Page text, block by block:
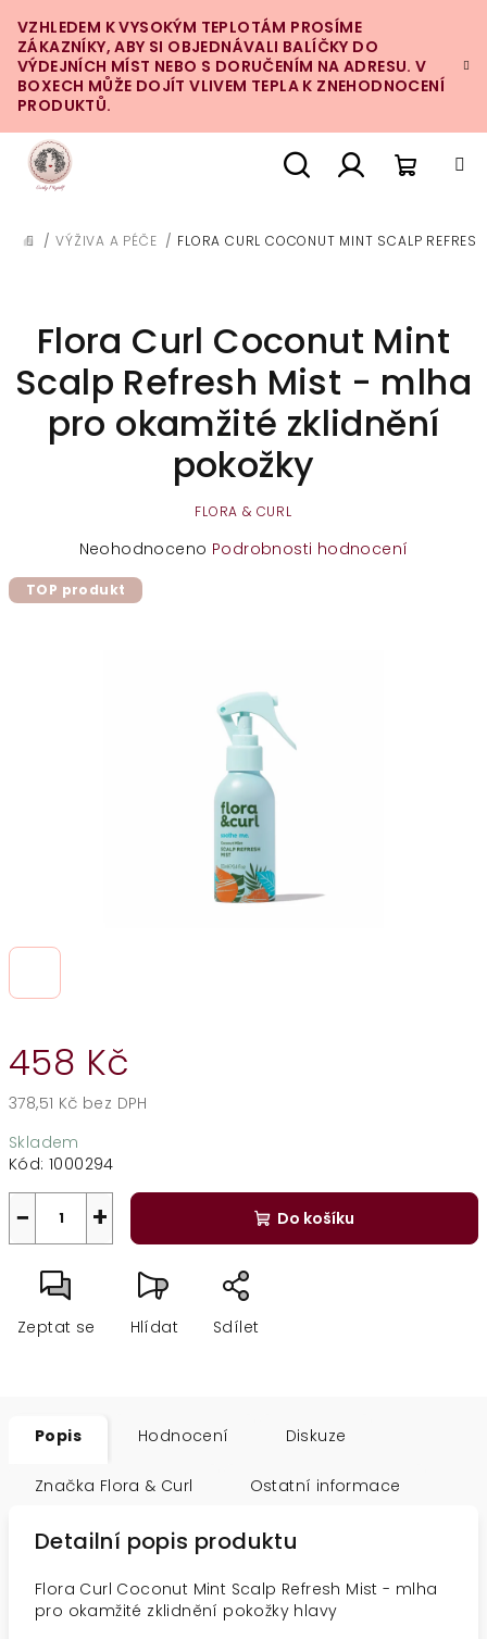
na
obsah
VZHLEDEM K VYSOKÝM TEPLOTÁM PROSÍME
ZÁKAZNÍKY, ABY SI OBJEDNÁVALI BALÍČKY DO
VÝDEJNÍCH MÍST NEBO S DORUČENÍM NA ADRESU. V
BOXECH MŮŽE DOJÍT VLIVEM TEPLA K ZNEHODNOCENÍ
PRODUKTŮ.
DOMŮ
/ VÝŽIVA A PÉČE / FLORA CURL COCONUT MINT SCALP
458 Kč
378,51 Kč bez DPH
cena:
Skladem
Kód: 1000294
+
− Do košíku
Zeptat se Hlídat Sdílet
Flora Curl Coconut Mint
Scalp Refresh Mist - mlha
pro okamžité zklidnění
pokožky
FLORA & CURL
Průměrné
produktu
Neohodnoceno Podrobnosti hodnocení
TOP produkt
Popis Hodnocení Diskuze
Značka Flora & Curl Ostatní informace
Detailní popis produktu
Flora Curl Coconut Mint Scalp Refresh Mist - mlha
pro okamžité zklidnění pokožky hlavy